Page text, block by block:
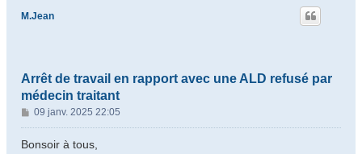
M.Jean
Arrêt de travail en rapport avec une ALD refusé par
médecin traitant
M
e
s
09 janv. 2025 22:05
Bonsoir à tous,